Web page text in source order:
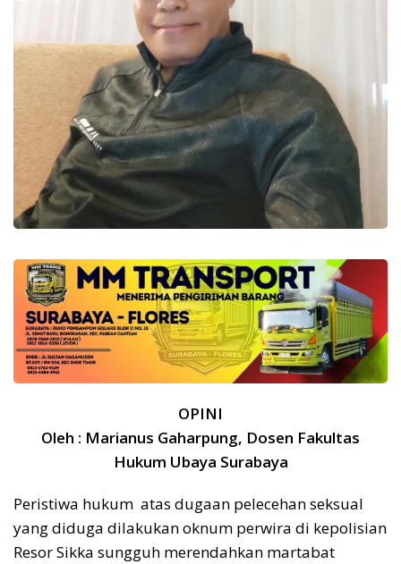
OPINI
Oleh : Marianus Gaharpung, Dosen Fakultas
Hukum Ubaya Surabaya
Peristiwa hukum atas dugaan pelecehan seksual
yang diduga dilakukan oknum perwira di kepolisian
Resor Sikka sungguh merendahkan martabat